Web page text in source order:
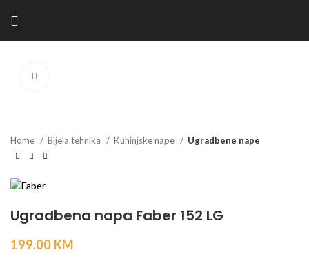
Home Bijela tehnika Kuhinjske nape Ugradbene nape
Ugradbena napa Faber 152 LG
199.00 KM